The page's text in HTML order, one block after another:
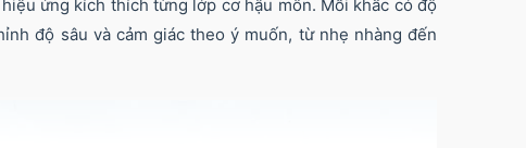
ứng kích thích từng lớp cơ hậu môn. Mỗi khấc có độ
độ sâu và cảm giác theo ý muốn, từ nhẹ nhàng đến